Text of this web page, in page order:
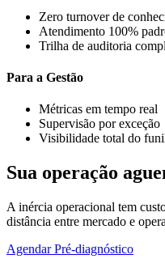
Zero turnover de
Atendimento 100%
Trilha de auditoria
Para a Gestão
Métricas em tempo real
Supervisão por exceção
Visibilidade total do
Sua operação
A inércia operacional tem
distância entre mercado e
Agendar Pré-diagnóstico